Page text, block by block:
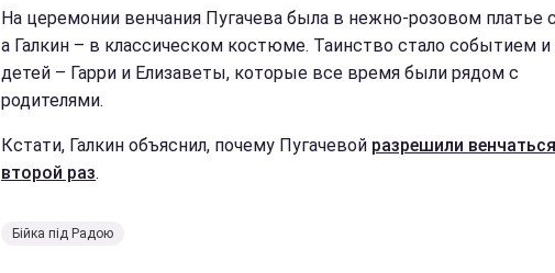
На церемонии венчания Пугачева была в нежно-розовом платье
а Галкин – в классическом костюме. Таинство стало событием и
детей – Гарри и Елизаветы, которые все время были рядом с
родителями.
Кстати, Галкин объяснил, почему Пугачевой разрешили венчаться
второй раз.
Бійка під Радою